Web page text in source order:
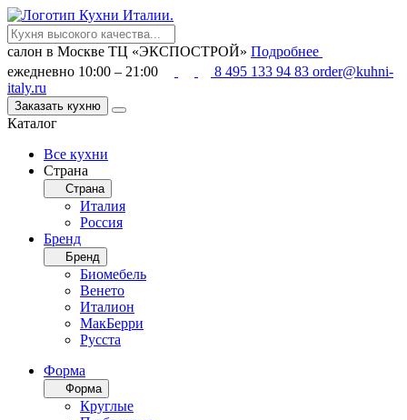
салон в Москве ТЦ «ЭКСПОСТРОЙ» Подробнее
ежедневно 10:00 – 21:00
8 495 133 94 83 order@kuhni-
italy.ru
Заказать кухню
Каталог
Все кухни
Страна
Страна
Италия
Россия
Бренд
Бренд
Биомебель
Венето
Италион
МакБерри
Русста
Форма
Форма
Круглые